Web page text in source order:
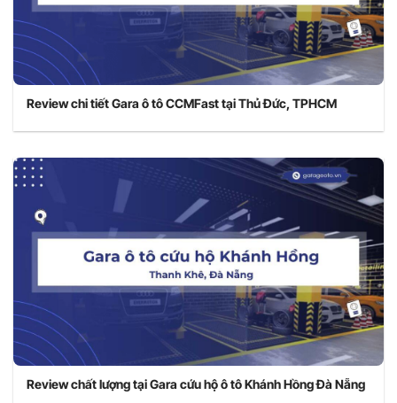
Review chi tiết Gara ô tô CCMFast tại Thủ Đức, TPHCM
Review chất lượng tại Gara cứu hộ ô tô Khánh Hồng Đà Nẵng